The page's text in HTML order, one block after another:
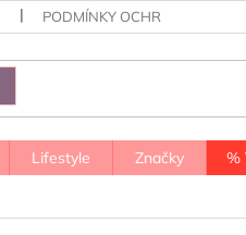
PODMÍNKY OCHRANY
Lifestyle Značky
%